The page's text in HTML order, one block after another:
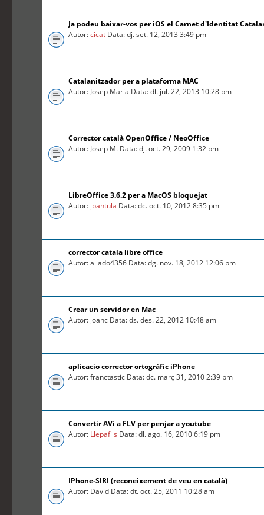
Ja podeu baixar-vos per iOS el Carnet d'Identitat
Autor:cicat Data: dj. set. 12, 2013 3:49 pm
Catalanitzador per a plataforma MAC
Autor: Josep Maria Data: dl. jul. 22, 2013 10:28 pm
Corrector català OpenOffice / NeoOffice
Autor: Josep M. Data: dj. oct. 29, 2009 1:32 pm
LibreOffice 3.6.2 per a MacOS bloquejat
Autor: jbantula Data: dc. oct. 10, 2012 8:35 pm
corrector catala libre office
Autor: allado4356 Data: dg. nov. 18, 2012 12:06 pm
Crear un servidor en Mac
Autor: joanc Data: ds. des. 22, 2012 10:48 am
aplicacio corrector ortogràfic iPhone
Autor: franctastic Data: dc. març 31, 2010 2:39 pm
Convertir AVi a FLV per penjar a youtube
Autor: Llepafils Data: dl. ago. 16, 2010 6:19 pm
IPhone-SIRI (reconeixement de veu en català)
Autor: David Data: dt. oct. 25, 2011 10:28 am